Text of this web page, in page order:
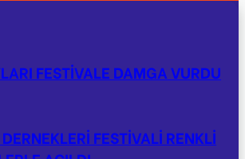
FESTİVALE DAMGA VURDU
FESTİVALİ RENKLİ